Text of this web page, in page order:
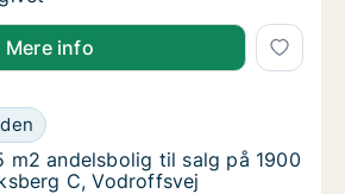
Mere info
m2 andelsbolig til salg på 1900
til salg på 1900
m2 andelsbolig til salg på 1900
m2 andelsbolig til salg på 1900
C, Vodroffsvej